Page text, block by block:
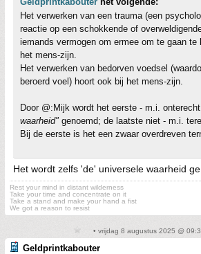
Het verwerken van een trauma (een
reactie op een schokkende of
iemands vermogen om ermee om te gaan te
het mens-zijn.
Het verwerken van bedorven voedsel
beroerd voel) hoort ook bij het mens-zijn.
Door @:Mijk wordt het eerste - m.i.
waarheid" genoemd; de laatste niet - m.i.
Bij de eerste is het een zwaar overdreven
Het wordt zelfs 'de' universele waarheid
Rest your mind in distant wilderness
Take your time and concentrate on it
Take a stand and make your hand a fist
We got a reason to resist
• vrijdag 8 augustus 2025 @
Geldprintkabouter